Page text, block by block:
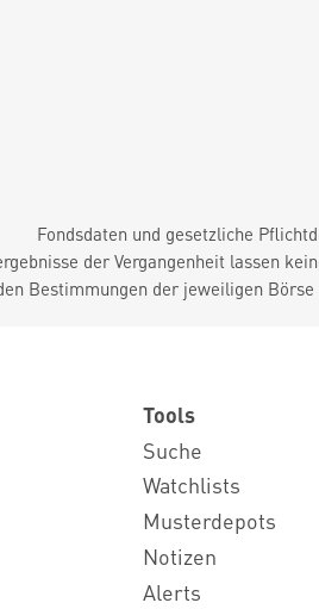
Fondsdaten und gesetzliche
der Vergangenheit lassen
Bestimmungen der jeweiligen
Tools
Suche
Watchlists
Musterdepots
Notizen
Alerts